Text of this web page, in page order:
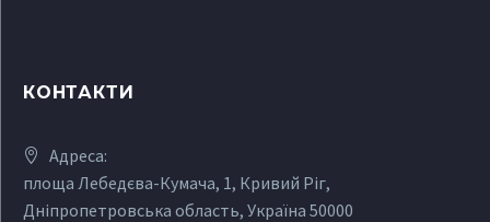
КОНТАКТИ
Адреса:
площа Лебедєва-Кумача, 1, Кривий Ріг,
Дніпропетровська область, Україна 50000